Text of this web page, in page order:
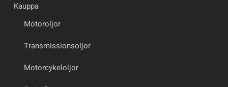
Kauppa
Motoroljor
Transmissionsoljor
Motorcykeloljor